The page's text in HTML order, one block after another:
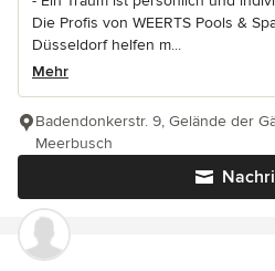
Die Profis von WEERTS Pools &
Düsseldorf helfen m...
Mehr
Badendonkerstr. 9, Gelände der
Meerbusch